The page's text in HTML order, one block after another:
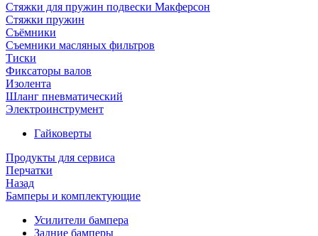
Стяжки для пружин подвески Макферсон
Стяжки пружин
Съёмники
Съемники масляных фильтров
Тиски
Фиксаторы валов
Изолента
Шланг пневматический
Электроинструмент
Гайковерты
Продукты для сервиса
Перчатки
Назад
Бамперы и комплектующие
Усилители бампера
Задние бамперы